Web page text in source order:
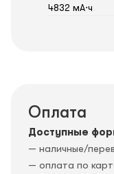
4832 мА⋅ч
Оплата
Доступные
— наличные/
— оплата по